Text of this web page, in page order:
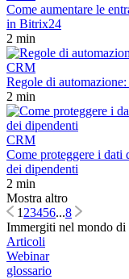
Come aumentare le
in Bitrix24
2 min
CRM
Regole di
2 min
CRM
Come proteggere i dati
dei dipendenti
2 min
Mostra altro
123456...8
Immergiti nel mondo
Articoli
Webinar
glossario